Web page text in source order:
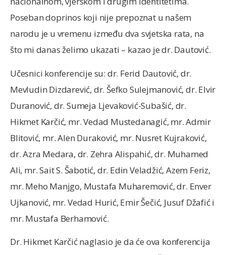
Poseban doprinos koji nije prepoznat u našem
narodu je u vremenu između dva svjetska rata, na
što mi danas želimo ukazati – kazao je dr. Dautović.
Učesnici konferencije su: dr. Ferid Dautović, dr.
Mevludin Dizdarević, dr. Šefko Sulejmanović, dr. Elvir
Duranović, dr. Sumeja Ljevaković-Subašić, dr.
Hikmet Karčić, mr. Vedad Mustedanagić, mr. Admir
Blitović, mr. Alen Duraković, mr. Nusret Kujraković,
dr. Azra Medara, dr. Zehra Alispahić, dr. Muhamed
Ali, mr. Sait S. Šabotić, dr. Edin Veladžić, Azem Feriz,
mr. Meho Manjgo, Mustafa Muharemović, dr. Enver
Ujkanović, mr. Vedad Hurić, Emir Šečić, Jusuf Džafić i
mr. Mustafa Berhamović.
Dr. Hikmet Karčić naglasio je da će ova konferencija